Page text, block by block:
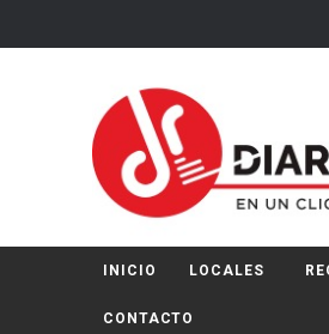
INICIO LOCALES
CONTACTO